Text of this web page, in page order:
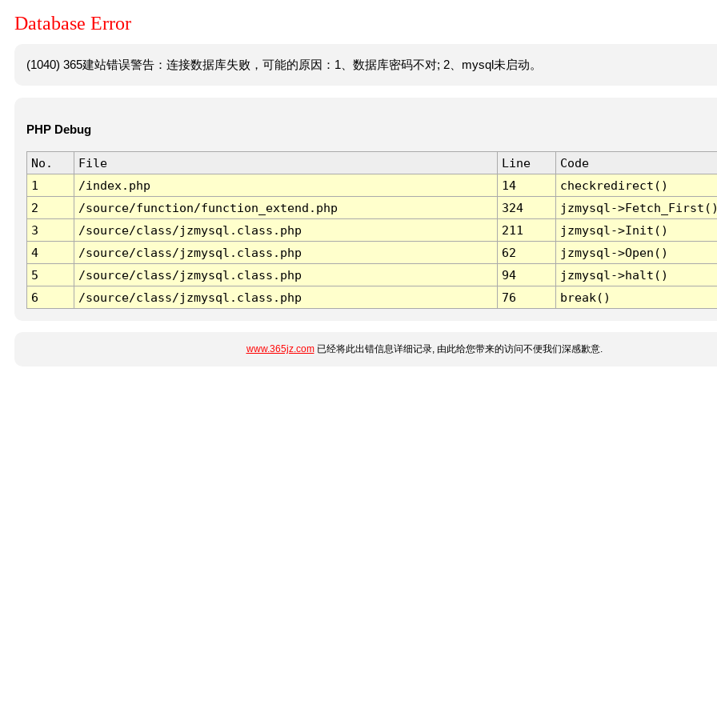
Database Error
(1040) 365建站错误警告：连接数据库失败，可能的原因：1、数据库密码不对; 2、mysql未启动。
PHP Debug
No. File Line
Code
1
/index.php 14
checkredirect()
2
/source/function/function_extend.php 324
jzmysql-
3
/source/class/jzmysql.class.php 211
jzmysql->Init()
4
/source/class/jzmysql.class.php 62
jzmysql->Open()
5
/source/class/jzmysql.class.php 94
jzmysql->halt()
6
/source/class/jzmysql.class.php 76 break()
www.365jz.com已经将此出错信息详细记录, 由此给您带来的访问不便我们深感歉意.